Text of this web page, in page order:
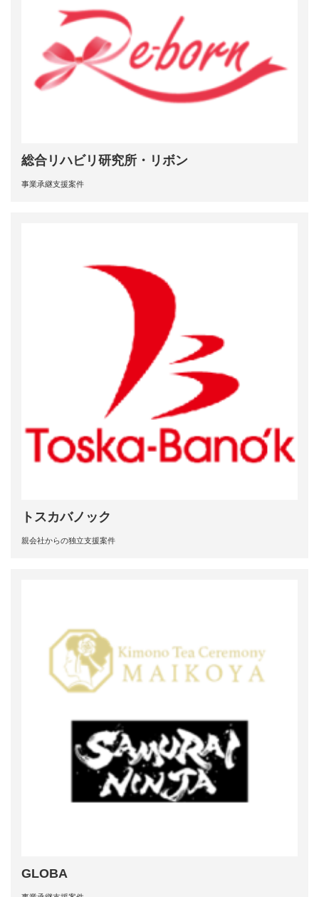
総合リハビリ研究所・リボン
事業承継支援案件
トスカバノック
親会社からの独立支援案件
GLOBA